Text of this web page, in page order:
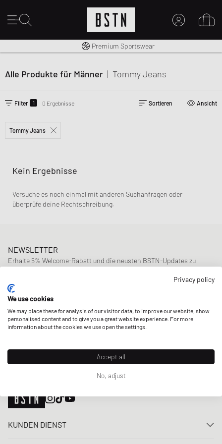
EINEN ACCOUNT ERSTELLEN
Kostenloser Versand nach DE ab € 70
Premium Sportswear
Alle Produkte für Männer | Tommy Jeans
Filter 1 0 Ergebnisse Sortieren Ansicht
Tommy Jeans
Kein Ergebnisse
Versuche es noch einmal mit anderen Suchanfragen oder
überprüfe deine Rechtschreibung.
NEWSLETTER
Erhalte 5% Welcome-Rabatt und die neusten BSTN-Updates zu
E-Mail-Adresse
UNSERE STORES
KUNDEN DIENST
Privacy policy
We use cookies
We may place these for analysis of our visitor data, to improve our website, show
personalised content and to give you a great website experience. For more
information about the cookies we use open the settings.
Accept all
No, adjust